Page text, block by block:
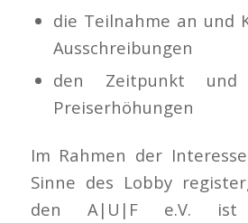
die Teilnahme an und
Ausschreibungen
den Zeitpunkt und
Preiserhöhungen
Im Rahmen der
Sinne des Lobby
den A|U|F e.V. ist